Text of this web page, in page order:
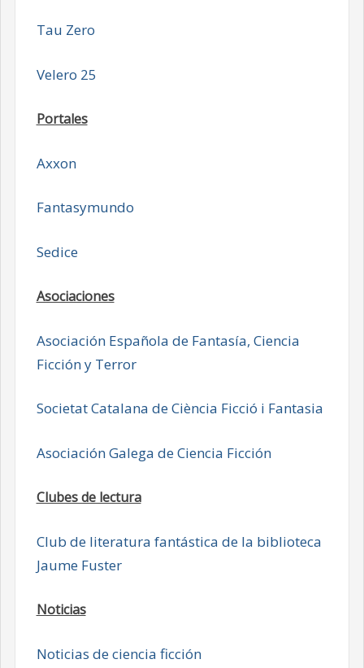
Tau Zero
Velero 25
Portales
Axxon
Fantasymundo
Sedice
Asociaciones
Asociación Española de Fantasía, Ciencia
Ficción y Terror
Societat Catalana de Ciència Ficció i Fantasia
Asociación Galega de Ciencia Ficción
Clubes de lectura
Club de literatura fantástica de la biblioteca
Jaume Fuster
Noticias
Noticias de ciencia ficción